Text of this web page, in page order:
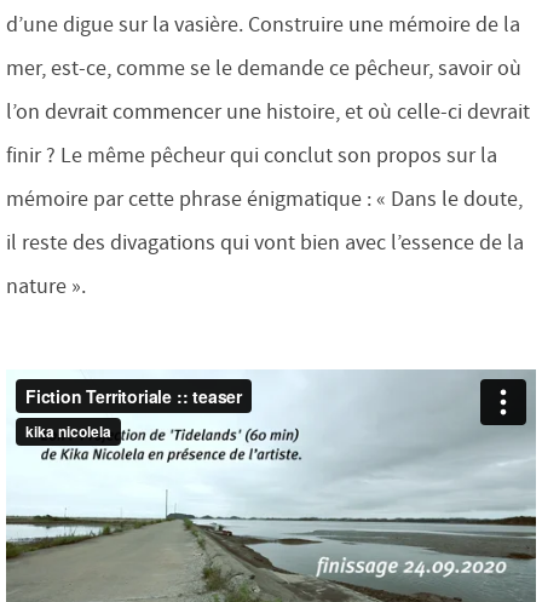
d’une digue sur la vasière. Construire une mémoire de la
mer, est-ce, comme se le demande ce pêcheur, savoir où
l’on devrait commencer une histoire, et où celle-ci devrait
finir ? Le même pêcheur qui conclut son propos sur la
mémoire par cette phrase énigmatique : « Dans le doute,
il reste des divagations qui vont bien avec l’essence de la
nature ».